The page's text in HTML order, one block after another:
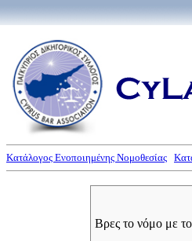
Κατάλογος Ενοποιημένης Νομοθεσίας
Βρες το νόμο με